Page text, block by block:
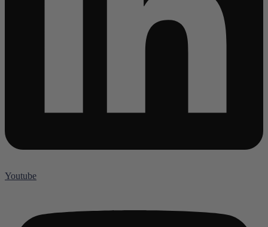
Youtube